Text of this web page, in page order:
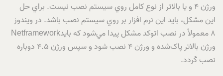
ورژن 4 و يا بالاتر از نوع کامل روي سيستم نصب نيست. براي حل
اين مشکل، بايد اين نرم افزار بر روي سيستم نصب باشد. در ويندوز
8 معمولاً در نصب اتوکد مشکل پيدا مي‌شود که بايدNetframework
ورژن بالاتر پاک‌شده و ورژن 4 نصب شود و سپس ورژن 4.5 دوباره
نصب گردد.